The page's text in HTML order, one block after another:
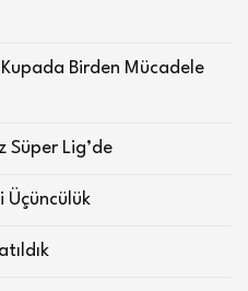
Birden Mücadele
Süper Lig’de
Üçüncülük